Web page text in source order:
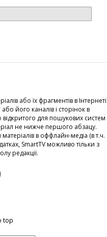
або їх фрагментів в Інтернеті
його каналів і сторінок в
для пошукових систем
не нижче першого абзацу.
в оффлайн-медіа (в т.ч.
SmartTV можливо тільки з
редакції.
top